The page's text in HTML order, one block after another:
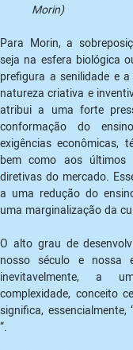
Morin)
Para Morin, a
seja na esfera biológica
prefigura a senilidade e
natureza criativa e
atribui a uma forte
conformação do
exigências econômicas,
bem como aos
diretivas do mercado.
a uma redução do
O alto grau de
nosso século e nossa
inevitavelmente, a
complexidade, conceito
significa,
“.